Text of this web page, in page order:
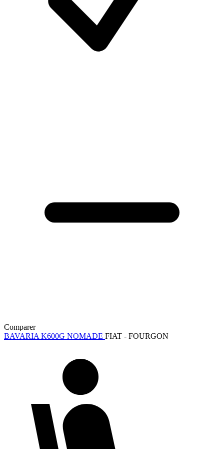
Comparer
BAVARIA K600G NOMADE FIAT - FOURGON